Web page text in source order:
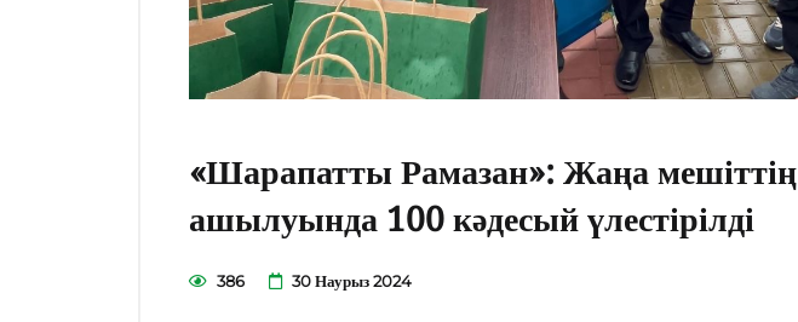
«Шарапатты Рамазан»: Жаңа мешіттің
ашылуында 100 кәдесый үлестірілді
386 30 Наурыз 2024